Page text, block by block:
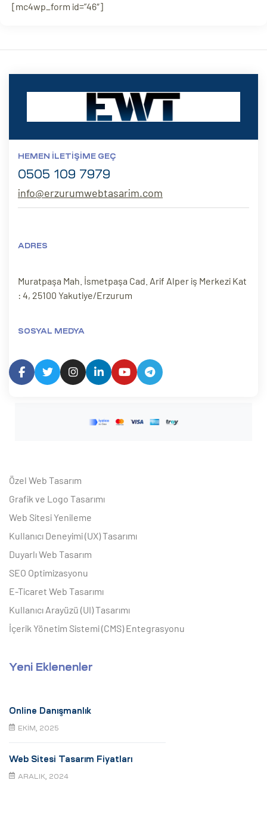
[mc4wp_form id=”46″]
HEMEN İLETIŞIME GEÇ
0505 109 7979
info@erzurumwebtasarim.com
ADRES
Muratpaşa Mah. İsmetpaşa Cad. Arif Alper iş Merkezi Kat
: 4, 25100 Yakutiye/Erzurum
SOSYAL MEDYA
Özel Web Tasarım
Grafik ve Logo Tasarımı
Web Sitesi Yenileme
Kullanıcı Deneyimi (UX) Tasarımı
Duyarlı Web Tasarım
SEO Optimizasyonu
E-Ticaret Web Tasarımı
Kullanıcı Arayüzü (UI) Tasarımı
İçerik Yönetim Sistemi (CMS) Entegrasyonu
Yeni Eklenenler
Online Danışmanlık
EKIM, 2025
Web Sitesi Tasarım Fiyatları
ARALIK, 2024